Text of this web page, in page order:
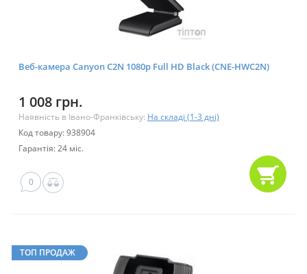
Веб-камера Canyon C2N 1080p Full HD Black (CNE-HWC2N)
1 008 грн.
Наявність в Івано-Франківську: На складі (1-3 дні)
Код товару: 938904
Гарантія: 24 міс.
0
ТОП ПРОДАЖ